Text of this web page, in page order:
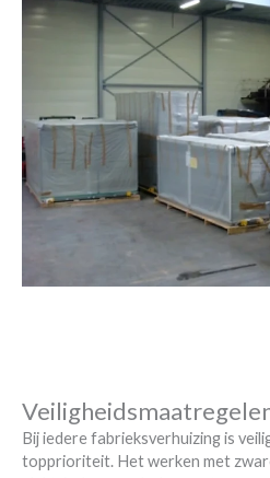
Bij iedere fabrieksverhuizing is
topprioriteit. Het werken met